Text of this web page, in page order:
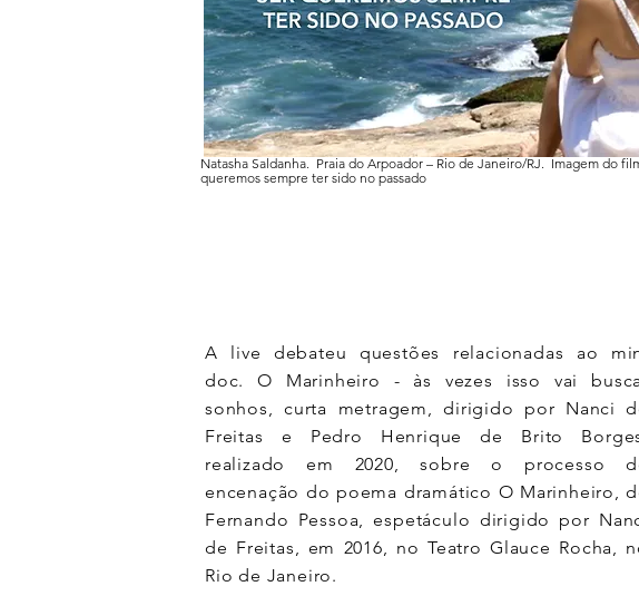
Natasha Saldanha. Praia do Arpoador – Rio de Janeiro/RJ. Imagem do
queremos sempre ter sido no passado
A live debateu questões relacionadas ao
doc. O Marinheiro - às vezes isso vai
sonhos, curta metragem, dirigido por Nanci
Freitas e Pedro Henrique de Brito
realizado em 2020, sobre o processo
encenação do poema dramático O Marinheiro,
Fernando Pessoa, espetáculo dirigido por
de Freitas, em 2016, no Teatro Glauce Rocha,
Rio de Janeiro.